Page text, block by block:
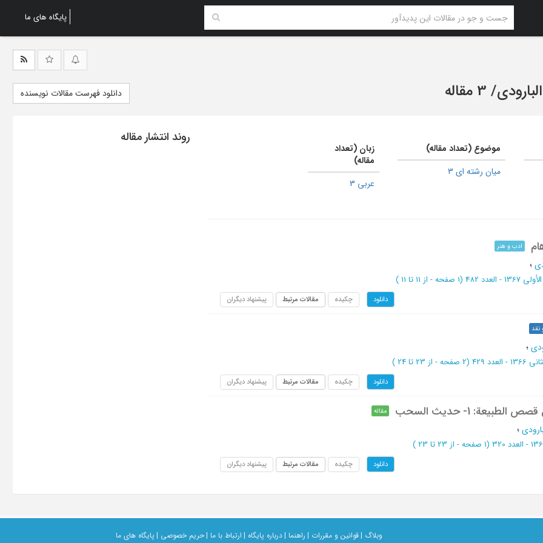
پایگاه های ما
/ 3 مقاله دانلود فهرست مقالات نویسنده
موضوع (تعداد مقاله)
میان رشته ای 3
زبان (تعداد
مقاله)
عربی 3
ادب و هنر
؛
(‎1 صفحه - از 11 تا 11 )
دانلود چکیده مقالات مرتبط پیشنهاد دیگران
نقد
؛
(‎2 صفحه - از 23 تا 24 )
دانلود چکیده مقالات مرتبط پیشنهاد دیگران
1- حدیث السحب مقاله
؛
(‎1 صفحه - از 23 تا 23 )
دانلود چکیده مقالات مرتبط پیشنهاد دیگران
روند انتشار مقاله
وبلاگ |قوانین و مقررات | راهنما |درباره پایگاه | ارتباط با ما |حریم خصوصی | پایگاه های ما